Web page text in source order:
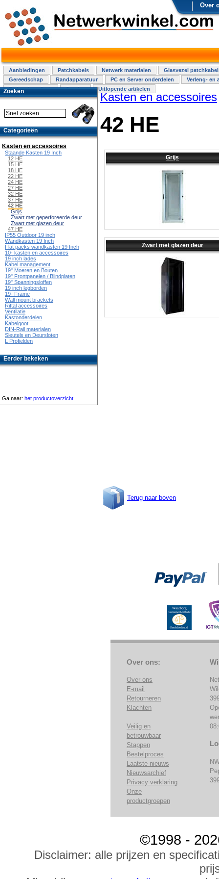
Over
Aanbiedingen Patchkabels Netwerk materialen
Glasvezel
Gereedschap
Randapparatuur PC en Server onderdelen
Verleng- en
Elektra installatie
Overige Uitlopende artikelen
Kasten en accessoires
42 HE
Grijs
Zwart met glazen deur
Terug naar boven
Zoeken
Categorieën
Kasten en accessoires
Staande Kasten 19 Inch
12 HE
15 HE
18 HE
22 HE
24 HE
27 HE
32 HE
37 HE
42 HE
Grijs
Zwart met geperforeerde deur
Zwart met glazen deur
47 HE
IP55 Outdoor 19 inch
Wandkasten 19 Inch
Flat packs wandkasten 19 Inch
10- kasten en accessoires
19 inch lades
Kabel management
19" Moeren en Bouten
19" Frontpanelen / Blindplaten
19" Spanningsloffen
19 inch legborden
19- Frame
Wall mount brackets
Rittal accessoires
Ventilatie
Kastonderdelen
Kabelgoot
DIN-Rail materialen
Sleutels en Deursloten
L Profielden
Eerder bekeken
Ga naar: het productoverzicht
Over ons:
Over ons
E-mail
Retourneren
Klachten
Veilig en
betrouwbaar
Stappen
Bestelproces
Laatste nieuws
Nieuwsarchief
Privacy verklaring
Onze
productgroepen
©1998 -
Disclaimer: alle prijzen en